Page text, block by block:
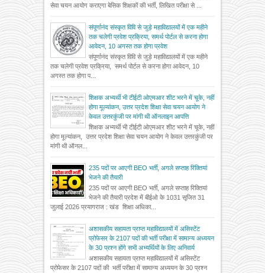
सेवा चयन आयोग कराएगा बेसिक शिक्षकों की भर्ती, लिखित परीक्षा से ...
संपूर्णानंद संस्कृत विवि से जुड़े महाविद्यालयों में एक महीने
तक चलेगी प्रवेश प्रक्रिया, समर्थ पोर्टल से करना होगा
आवेदन, 10 अगस्त तक होगा प्रवेश
संपूर्णानंद संस्कृत विवि से जुड़े महाविद्यालयों में एक महीने
तक चलेगी प्रवेश प्रक्रिया, समर्थ पोर्टल से करना होगा आवेदन, 10
अगस्त तक होगा प...
शिक्षक अभ्यर्थी भी टीईटी ओएमआर शीट भरने में चूके, नहीं
होगा मूल्यांकन, उत्तर प्रदेश शिक्षा सेवा चयन आयोग ने
केवल उत्तरकुंजी पर मांगी थी ऑनलाइन आपत्ति
शिक्षक अभ्यर्थी भी टीईटी ओएमआर शीट भरने में चूके, नहीं
होगा मूल्यांकन, उत्तर प्रदेश शिक्षा सेवा चयन आयोग ने केवल उत्तरकुंजी पर
मांगी थी ऑनल...
235 पदों पर आएगी BEO भर्ती, अगले सप्ताह रिक्तियां
भेजने की तैयारी
235 पदों पर आएगी BEO भर्ती, अगले सप्ताह रिक्तियां
भेजने की तैयारी प्रदेश में बीईओ के 1031 सृजित 31
जुलाई 2026 प्रयागराज : खंड शिक्षा अधिका...
अशासकीय सहायता प्राप्त महाविद्यालयों में असिस्टेंट
प्रोफेसर के 2107 पदों की भर्ती परीक्षा में सामान्य अध्ययन
के 30 प्रश्न होंगे सभी अभ्यर्थियों के लिए अनिवार्य
अशासकीय सहायता प्राप्त महाविद्यालयों में असिस्टेंट
प्रोफेसर के 2107 पदों की भर्ती परीक्षा में सामान्य अध्ययन के 30 प्रश्न